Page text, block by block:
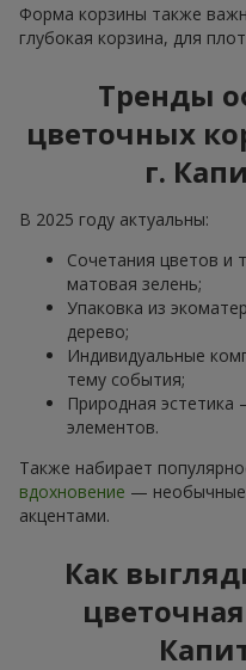
Форма корзины также
глубокая корзина, для
Тренды
цветочных
г.
В 2025 году актуальны:
Сочетания цветов и
матовая зелень;
Упаковка из
дерево;
Индивидуальные
тему события;
Природная
элементов.
Также набирает
вдохновение — необычные
акцентами.
Как